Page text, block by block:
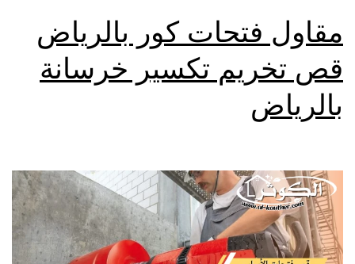
مقاول فتحات كور بالرياض
قص تخريم تكسير خرسانة
بالرياض